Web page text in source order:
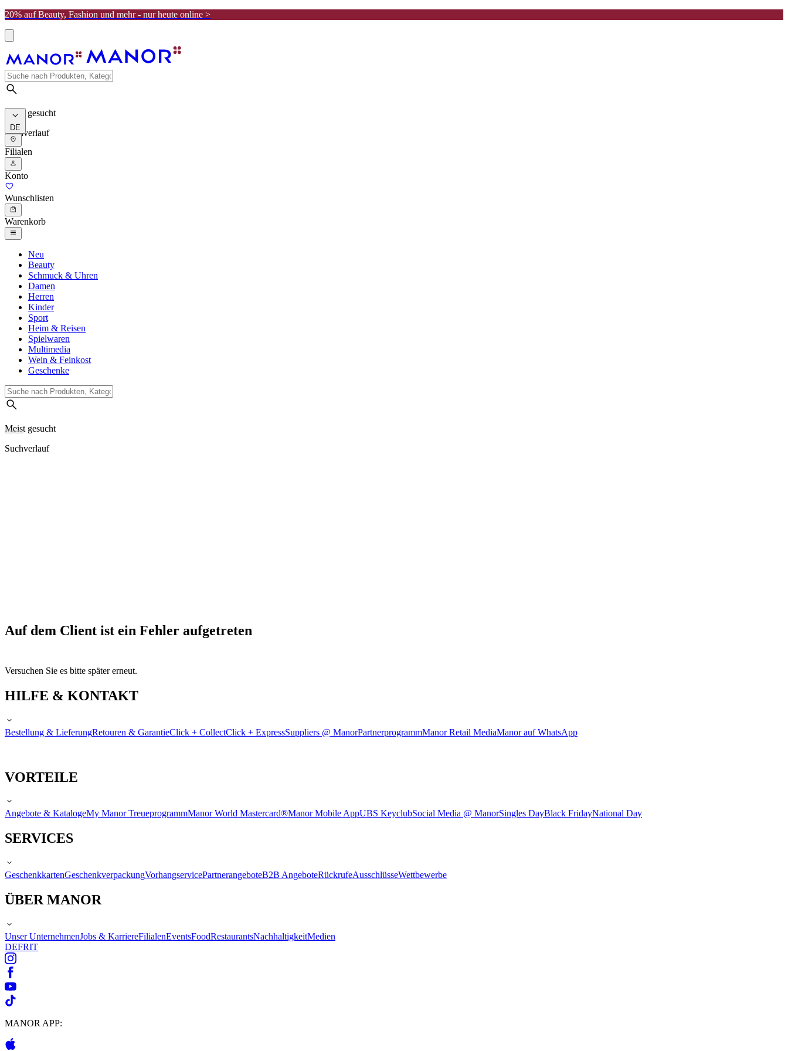
20% auf Beauty, Fashion und mehr - nur heute online >
Meist gesucht
Suchverlauf
DE
Filialen
Konto
Wunschlisten
Warenkorb
Neu
Beauty
Schmuck & Uhren
Damen
Herren
Kinder
Sport
Heim & Reisen
Spielwaren
Multimedia
Wein & Feinkost
Geschenke
Meist gesucht
Suchverlauf
Auf dem Client ist ein Fehler aufgetreten
Versuchen Sie es bitte später erneut.
HILFE & KONTAKT
Bestellung & LieferungRetouren & GarantieClick + CollectClick + ExpressSuppliers @ ManorPartnerprogrammManor Retail MediaManor auf WhatsApp
VORTEILE
Angebote & KatalogeMy Manor TreueprogrammManor World Mastercard®Manor Mobile AppUBS KeyclubSocial Media @ ManorSingles DayBlack FridayNational Day
SERVICES
GeschenkkartenGeschenkverpackungVorhangservicePartnerangeboteB2B AngeboteRückrufeAusschlüsseWettbewerbe
ÜBER MANOR
Unser UnternehmenJobs & KarriereFilialenEventsFoodRestaurantsNachhaltigkeitMedien
DEFRIT
MANOR APP: